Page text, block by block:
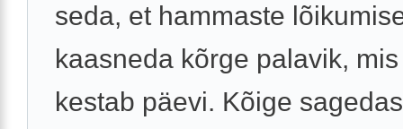
seda, et hammaste
kaasneda kõrge palavik,
kestab päevi. Kõige